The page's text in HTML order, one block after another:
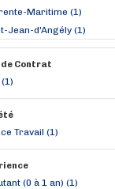
Maritime (1)
Jean-d'Angély (1)
de Contrat
(1)
Travail (1)
(0 à 1 an) (1)